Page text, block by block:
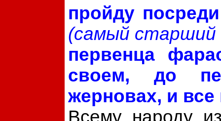
пройду
(самый старший
первенца
своем, до
жерновах, и все
Всему народу